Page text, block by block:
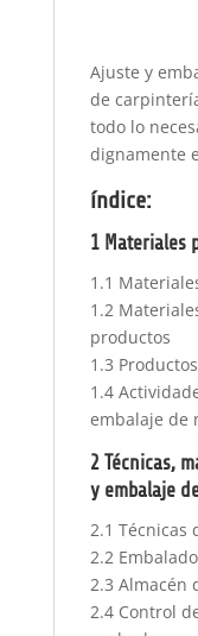
Ajuste y
de
todo lo
dignamente
índice:
1 Materiales
1.1
1.2
productos
1.3
1.4
embalaje de
2 Técnicas,
y embalaje
2.1 Técnicas
2.2
2.3 Almacén
2.4 Control